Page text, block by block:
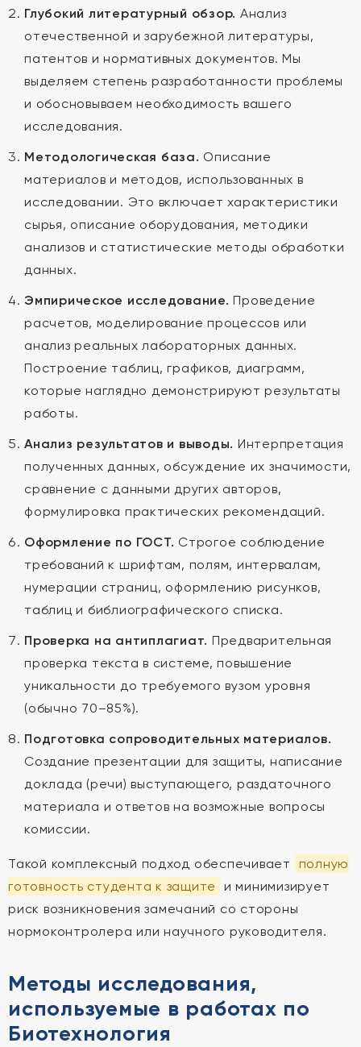
Глубокий литературный обзор. Анализ
отечественной и зарубежной литературы,
патентов и нормативных документов. Мы
выделяем степень разработанности проблемы
и обосновываем необходимость вашего
исследования.
Методологическая база. Описание
материалов и методов, использованных в
исследовании. Это включает характеристики
сырья, описание оборудования, методики
анализов и статистические методы обработки
данных.
Эмпирическое исследование. Проведение
расчетов, моделирование процессов или
анализ реальных лабораторных данных.
Построение таблиц, графиков, диаграмм,
которые наглядно демонстрируют результаты
работы.
Анализ результатов и выводы. Интерпретация
полученных данных, обсуждение их значимости,
сравнение с данными других авторов,
формулировка практических рекомендаций.
Оформление по ГОСТ. Строгое соблюдение
требований к шрифтам, полям, интервалам,
нумерации страниц, оформлению рисунков,
таблиц и библиографического списка.
Проверка на антиплагиат. Предварительная
проверка текста в системе, повышение
уникальности до требуемого вузом уровня
(обычно 70–85%).
Подготовка сопроводительных материалов.
Создание презентации для защиты, написание
доклада (речи) выступающего, раздаточного
материала и ответов на возможные вопросы
комиссии.
Такой комплексный подход обеспечивает
полную
готовность студента к защите
и минимизирует
риск возникновения замечаний со стороны
нормоконтролера или научного руководителя.
Методы исследования,
используемые в работах по
Биотехнология